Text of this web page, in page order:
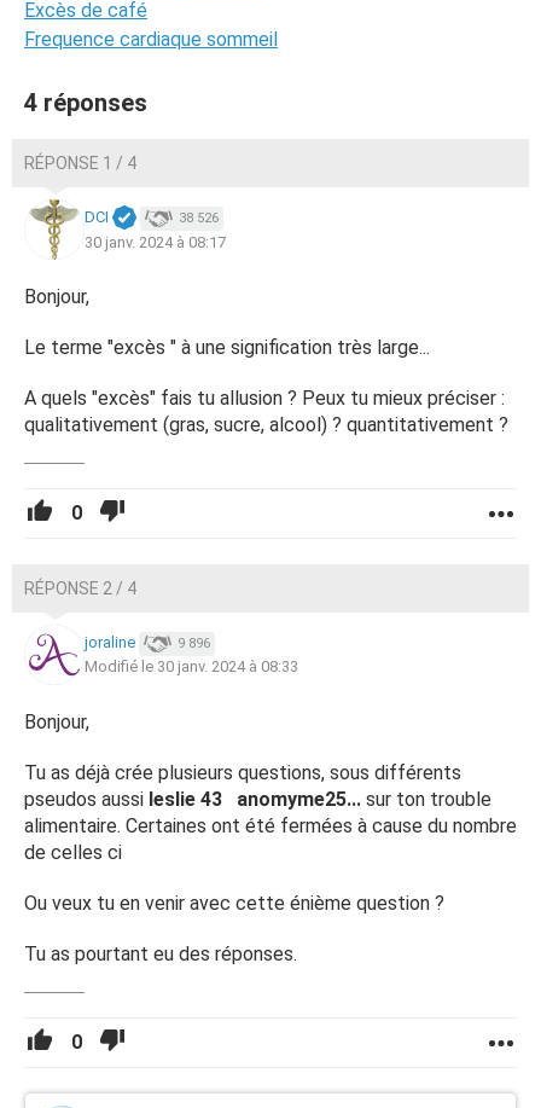
Excès de café
Frequence cardiaque sommeil
4 réponses
RÉPONSE 1 / 4
DCI 38 526
30 janv. 2024 à 08:17
Bonjour,
Le terme "excès " à une signification très large...
A quels "excès" fais tu allusion ? Peux tu mieux préciser :
qualitativement (gras, sucre, alcool) ? quantitativement ?
0
RÉPONSE 2 / 4
joraline 9 896
Modifié le 30 janv. 2024 à 08:33
Bonjour,
Tu as déjà crée plusieurs questions, sous différents
pseudos aussi leslie 43 anomyme25... sur ton trouble
alimentaire. Certaines ont été fermées à cause du nombre
de celles ci
Ou veux tu en venir avec cette énième question ?
Tu as pourtant eu des réponses.
0